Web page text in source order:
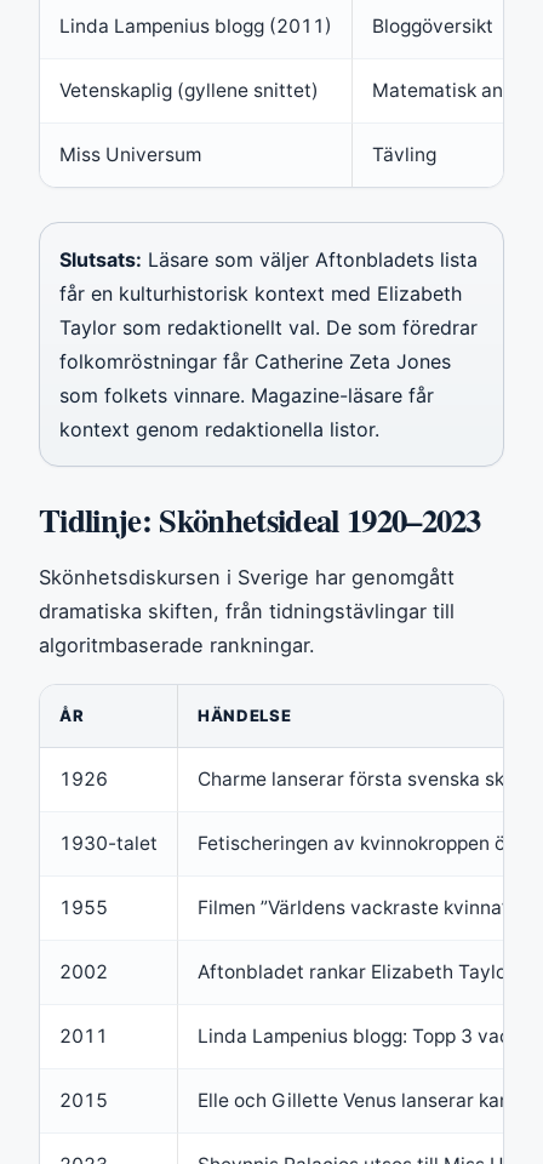
Linda Lampenius blogg (2011) Bloggöversikt
Vetenskaplig (gyllene snittet) Matematisk analys
Miss Universum Tävling
Slutsats: Läsare som väljer Aftonbladets lista
får en kulturhistorisk kontext med Elizabeth
Taylor som redaktionellt val. De som föredrar
folkomröstningar får Catherine Zeta Jones
som folkets vinnare. Magazine-läsare får
kontext genom redaktionella listor.
Tidlinje: Skönhetsideal 1920–2023
Skönhetsdiskursen i Sverige har genomgått
dramatiska skiften, från tidningstävlingar till
algoritmbaserade rankningar.
ÅR HÄNDELSE
1926 Charme lanserar första svenska
1930-talet Fetischeringen av kvinnokroppen
1955 Filmen ”Världens vackraste kvinna”
2002 Aftonbladet rankar Elizabeth Taylor
2011 Linda Lampenius blogg: Topp 3
2015 Elle och Gillette Venus lanserar